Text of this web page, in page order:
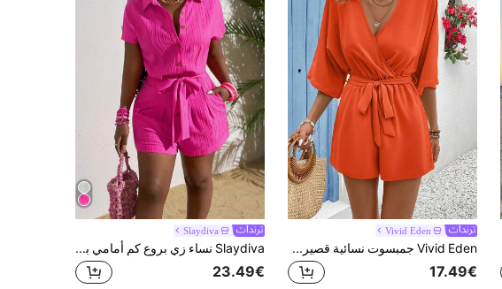
Vivid Eden
Vivid Eden جمبسوت نسائية قصيرة بياقة على شكل حرف V وخصر مربوط بشريط وقصة مكسرة من قماش مخملي، جمبسوت صيفية كاجوال باللون البرتقالي
17.49€
Slaydiva
Slaydiva نساء زي بروع كم أمامي بجيب ووسط رباط الخصر، أحادي اللون صيفي
23.49€